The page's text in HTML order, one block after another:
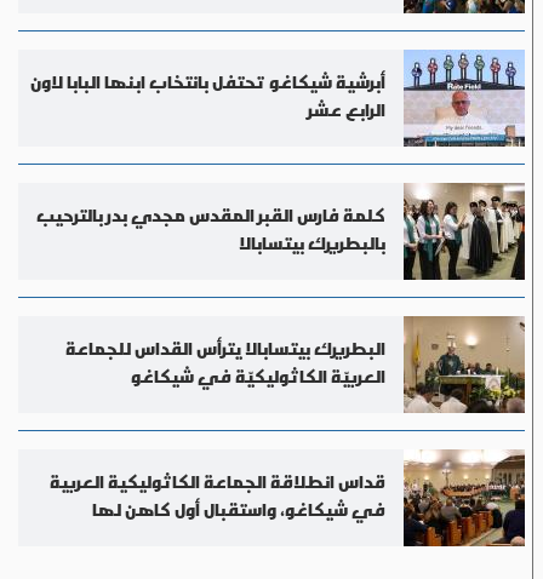
أبرشية شيكاغو تحتفل بانتخاب ابنها البابا لاون
الرابع عشر
كلمة فارس القبر المقدس مجدي بدر بالترحيب
بالبطريرك بيتسابالا
البطريرك بيتسابالا يترأس القداس للجماعة
العربيّة الكاثوليكيّة في شيكاغو
قداس انطلاقة الجماعة الكاثوليكية العربية
في شيكاغو، واستقبال أول كاهن لها